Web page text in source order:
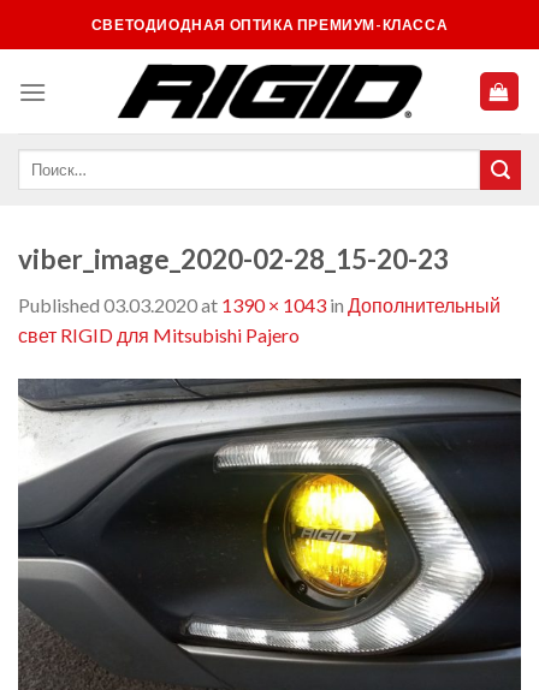
to
СВЕТОДИОДНАЯ ОПТИКА ПРЕМИУМ-КЛАССА
viber_image_2020-02-28_15-20-23
Published 03.03.2020at 1390 × 1043 in Дополнительный
свет RIGID для Mitsubishi Pajero